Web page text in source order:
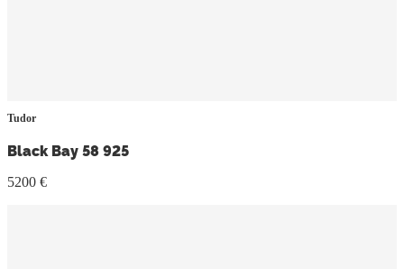
Tudor
Black Bay 58 925
5200 €